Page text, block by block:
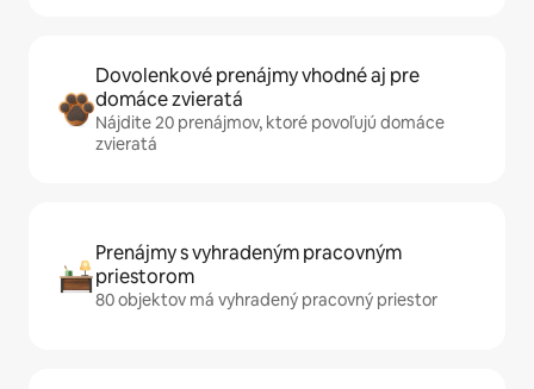
Dovolenkové prenájmy vhodné aj pre
domáce zvieratá
Nájdite 20 prenájmov, ktoré povoľujú domáce
zvieratá
Prenájmy s vyhradeným pracovným
priestorom
80 objektov má vyhradený pracovný priestor